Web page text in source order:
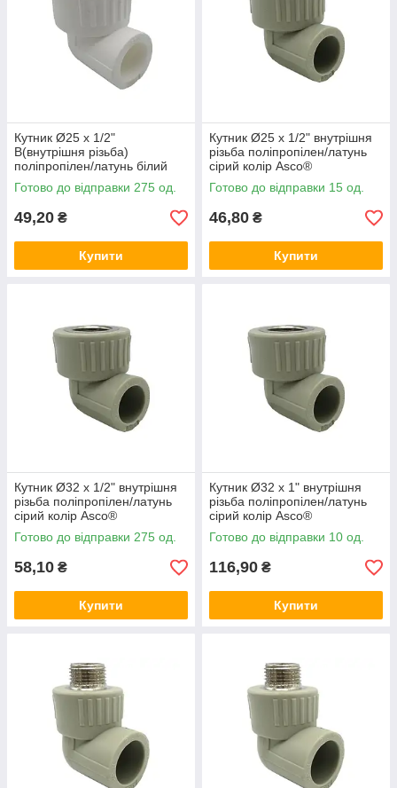
Кутник Ø25 x 1/2"
В(внутрішня різьба)
поліпропілен/латунь білий
колір Asco®
Готово до відправки 275 од.
49,20 ₴
Купити
Кутник Ø25 x 1/2" внутрішня
різьба поліпропілен/латунь
сірий колір Asco®
Готово до відправки 15 од.
46,80 ₴
Купити
Кутник Ø32 x 1/2" внутрішня
різьба поліпропілен/латунь
сірий колір Asco®
Готово до відправки 275 од.
58,10 ₴
Купити
Кутник Ø32 x 1" внутрішня
різьба поліпропілен/латунь
сірий колір Asco®
Готово до відправки 10 од.
116,90 ₴
Купити